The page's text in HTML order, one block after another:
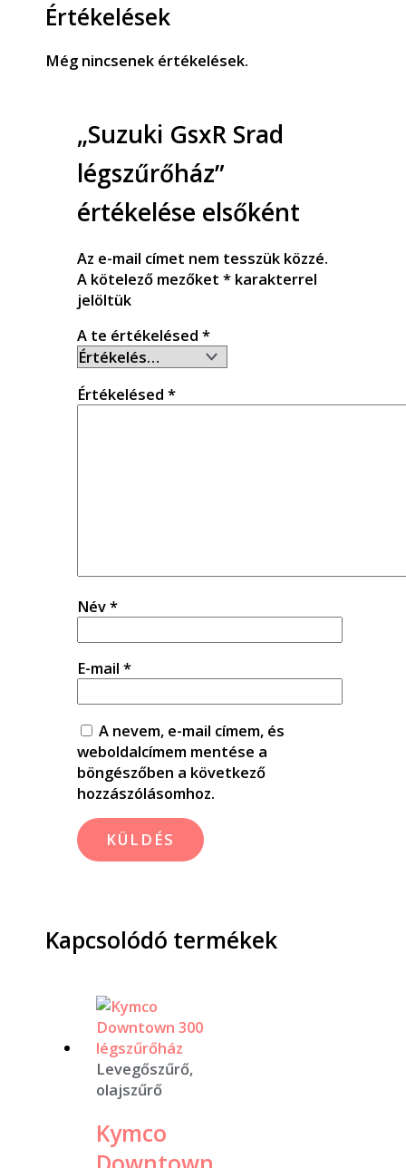
Értékelések
Még nincsenek értékelések.
„Suzuki GsxR Srad
légszűrőház”
értékelése elsőként
Az e-mail címet nem tesszük közzé.
A kötelező mezőket *karakterrel
jelöltük
A te értékelésed *
Értékelésed *
Név*
E-mail *
A nevem, e-mail címem, és
weboldalcímem mentése a
böngészőben a következő
hozzászólásomhoz.
Kapcsolódó termékek
Levegőszűrő,
olajszűrő
Kymco